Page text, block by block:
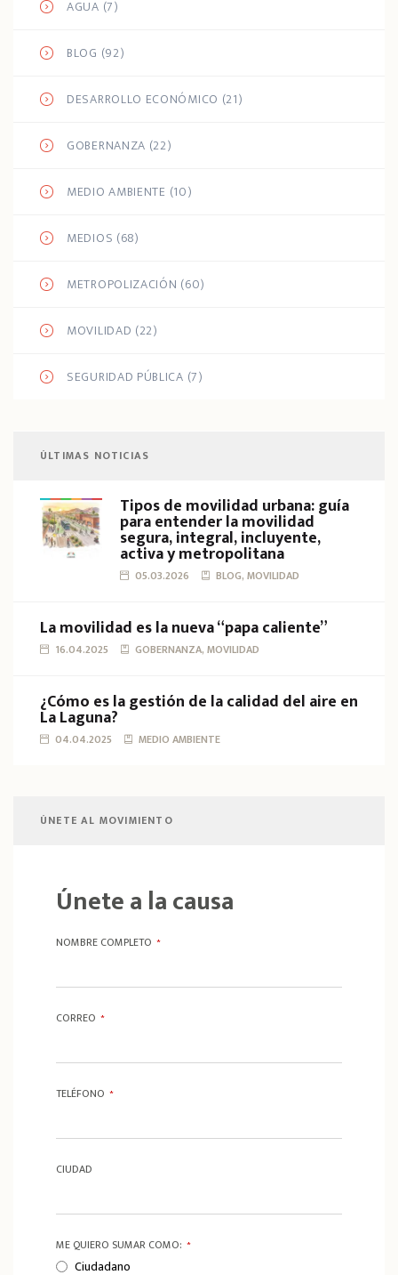
AGUA (7)
BLOG (92)
DESARROLLO ECONÓMICO (21)
GOBERNANZA (22)
MEDIO AMBIENTE (10)
MEDIOS (68)
METROPOLIZACIÓN (60)
MOVILIDAD (22)
SEGURIDAD PÚBLICA (7)
ÚLTIMAS NOTICIAS
Tipos de movilidad urbana: guía
para entender la movilidad
segura, integral, incluyente,
activa y metropolitana
05.03.2026 BLOG, MOVILIDAD
La movilidad es la nueva “papa caliente”
16.04.2025 GOBERNANZA, MOVILIDAD
¿Cómo es la gestión de la calidad del aire en
La Laguna?
04.04.2025 MEDIO AMBIENTE
ÚNETE AL MOVIMIENTO
Únete a la causa
NOMBRE COMPLETO *
CORREO *
TELÉFONO *
CIUDAD
ME QUIERO SUMAR COMO: *
Ciudadano